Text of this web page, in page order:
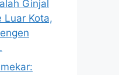
Ginjal
Luar Kota,